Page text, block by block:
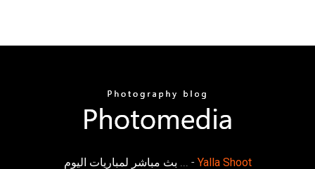
بث مباشر لمباريات اليوم ... - Yalla Shoot